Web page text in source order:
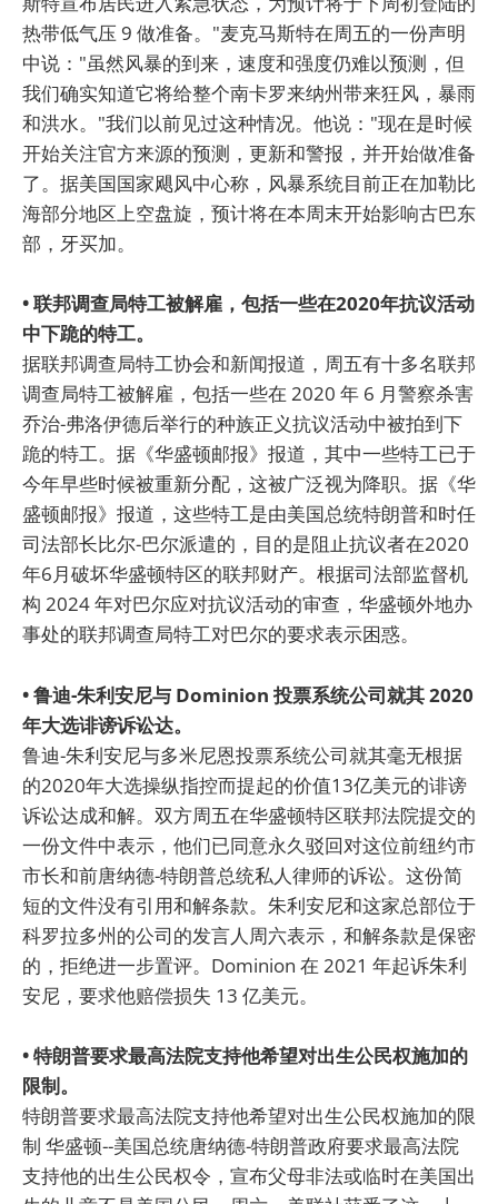
热带低气压 9 做准备。"麦克马斯特在周五的一份声明
中说："虽然风暴的到来，速度和强度仍难以预测，但
我们确实知道它将给整个南卡罗来纳州带来狂风，暴雨
和洪水。"我们以前见过这种情况。他说："现在是时候
开始关注官方来源的预测，更新和警报，并开始做准备
了。据美国国家飓风中心称，风暴系统目前正在加勒比
海部分地区上空盘旋，预计将在本周末开始影响古巴东
部，牙买加。
• 联邦调查局特工被解雇，包括一些在2020年抗议活动
中下跪的特工。
据联邦调查局特工协会和新闻报道，周五有十多名联邦
调查局特工被解雇，包括一些在 2020 年 6 月警察杀害
乔治-弗洛伊德后举行的种族正义抗议活动中被拍到下
跪的特工。据《华盛顿邮报》报道，其中一些特工已于
今年早些时候被重新分配，这被广泛视为降职。据《华
盛顿邮报》报道，这些特工是由美国总统特朗普和时任
司法部长比尔-巴尔派遣的，目的是阻止抗议者在2020
年6月破坏华盛顿特区的联邦财产。根据司法部监督机
构 2024 年对巴尔应对抗议活动的审查，华盛顿外地办
事处的联邦调查局特工对巴尔的要求表示困惑。
• 鲁迪-朱利安尼与 Dominion 投票系统公司就其 2020
年大选诽谤诉讼达。
鲁迪-朱利安尼与多米尼恩投票系统公司就其毫无根据
的2020年大选操纵指控而提起的价值13亿美元的诽谤
诉讼达成和解。双方周五在华盛顿特区联邦法院提交的
一份文件中表示，他们已同意永久驳回对这位前纽约市
市长和前唐纳德-特朗普总统私人律师的诉讼。这份简
短的文件没有引用和解条款。朱利安尼和这家总部位于
科罗拉多州的公司的发言人周六表示，和解条款是保密
的，拒绝进一步置评。Dominion 在 2021 年起诉朱利
安尼，要求他赔偿损失 13 亿美元。
• 特朗普要求最高法院支持他希望对出生公民权施加的
限制。
特朗普要求最高法院支持他希望对出生公民权施加的限
制 华盛顿--美国总统唐纳德-特朗普政府要求最高法院
支持他的出生公民权令，宣布父母非法或临时在美国出